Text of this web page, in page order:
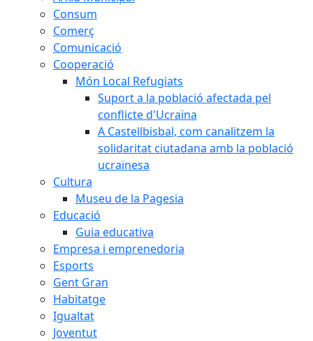
Consum
Comerç
Comunicació
Cooperació
Món Local Refugiats
Suport a la població afectada pel
conflicte d'Ucraïna
A Castellbisbal, com canalitzem la
solidaritat ciutadana amb la població
ucraïnesa
Cultura
Museu de la Pagesia
Educació
Guia educativa
Empresa i emprenedoria
Esports
Gent Gran
Habitatge
Igualtat
Joventut